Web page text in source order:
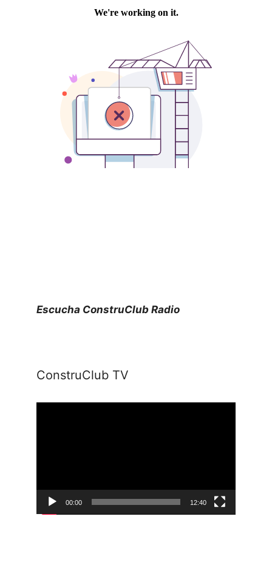
Escucha ConstruClub Radio
ConstruClub TV
00:00 12:40